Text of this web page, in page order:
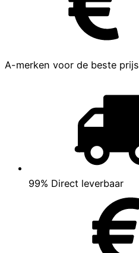
A-merken voor de beste prijs
99% Direct leverbaar